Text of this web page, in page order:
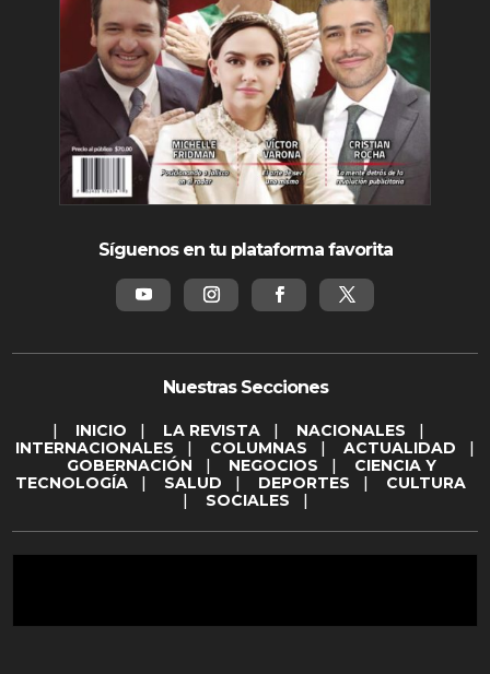
Síguenos en tu plataforma favorita
Nuestras Secciones
| INICIO | LA REVISTA | NACIONALES |
INTERNACIONALES | COLUMNAS | ACTUALIDAD |
GOBERNACIÓN | NEGOCIOS | CIENCIA Y
TECNOLOGÍA | SALUD | DEPORTES | CULTURA
| SOCIALES |